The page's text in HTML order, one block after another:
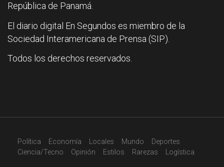
República de Panamá.
El diario digital En Segundos es miembro de la
Sociedad Interamericana de Prensa (SIP).
Todos los derechos reservados.
Política Economía Locales Mundo
Deportes
Ciencia/Tecno
Opinión Estilos Rarezas Logística